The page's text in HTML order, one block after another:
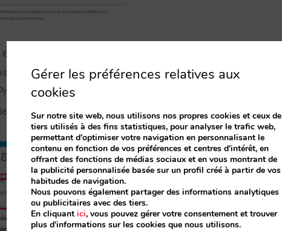
membre de votre club, donnez-lui le
lui gratuitement. Pensez à la satisfaction de ce
en compte que ce sont des chambres plus
aider à la vente de dernière minute.
Gérer les préférences relatives aux
cookies
Sur notre site web, nous utilisons nos propres cookies et ceux de
tiers utilisés à des fins statistiques, pour analyser le trafic web,
permettant d'optimiser votre navigation en personnalisant le
contenu en fonction de vos préférences et centres d'intérêt, en
offrant des fonctions de médias sociaux et en vous montrant de
la publicité personnalisée basée sur un profil créé à partir de vos
habitudes de navigation.
Nous pouvons également partager des informations analytiques
ou publicitaires avec des tiers.
En cliquant ici, vous pouvez gérer votre consentement et trouver
plus d'informations sur les cookies que nous utilisons.